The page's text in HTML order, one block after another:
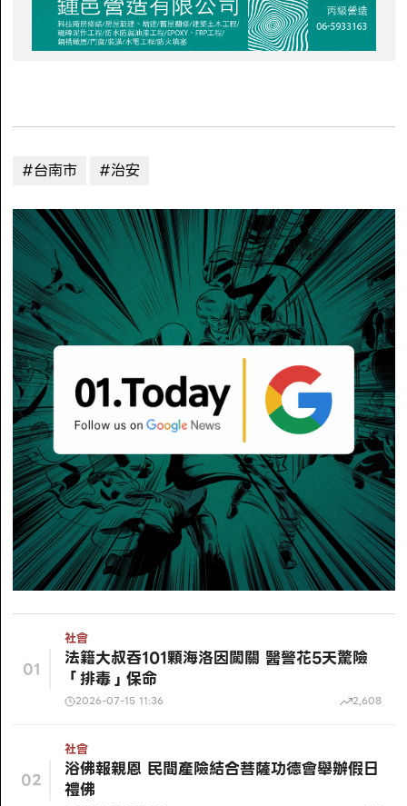
#台南市 #治安
01
社會
法籍大叔吞101顆海洛因闖關 醫警花5天驚險
「排毒」保命
2026-07-15 11:36 2,608
02
社會
浴佛報親恩 民間產險結合菩薩功德會舉辦假日
禮佛